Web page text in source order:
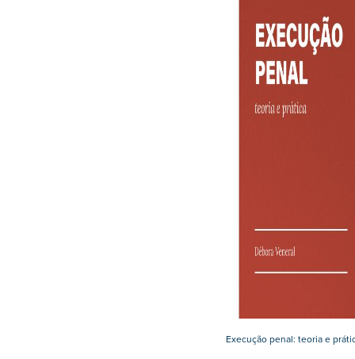
Execução penal: teoria e